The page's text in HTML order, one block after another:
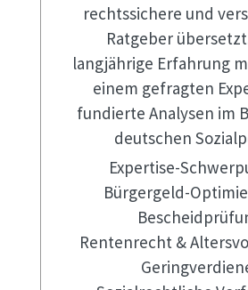
rechtssichere und
Ratgeber
langjährige Erfahrung
einem gefragten
fundierte Analysen im
deutschen
Expertise-
Bürgergeld-
Rentenrecht &